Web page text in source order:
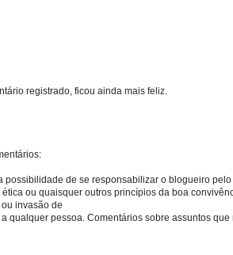
registrado, ficou ainda mais feliz.
possibilidade de se responsabilizar o blogueiro
ou quaisquer outros princípios da boa
invasão de
qualquer pessoa. Comentários sobre assuntos